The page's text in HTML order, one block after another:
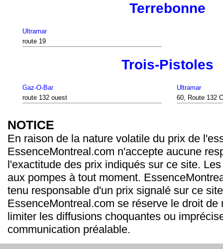
Terrebonne
Ultramar
route 19
Trois-Pistoles
Gaz-O-Bar
route 132 ouest
Ultramar
60, Route 132
NOTICE
En raison de la nature volatile du prix de
EssenceMontreal.com n'accepte aucune
l'exactitude des prix indiqués sur ce site.
aux pompes à tout moment.
tenu responsable d'un prix signalé sur ce
EssenceMontreal.com se réserve le droit de
limiter les diffusions choquantes ou
communication préalable.